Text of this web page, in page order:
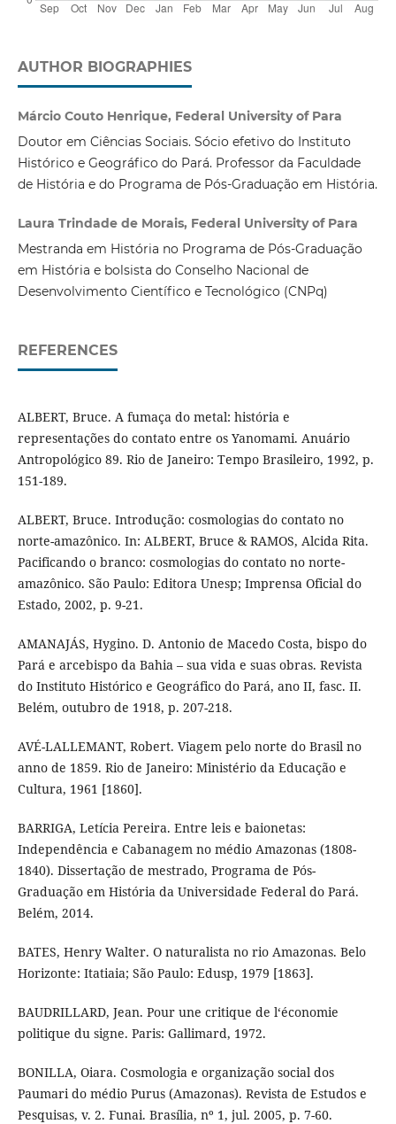
AUTHOR BIOGRAPHIES
Márcio Couto Henrique, Federal University of Para
Doutor em Ciências Sociais. Sócio efetivo do Instituto
Histórico e Geográfico do Pará. Professor da Faculdade
de História e do Programa de Pós-Graduação em História.
Laura Trindade de Morais, Federal University of Para
Mestranda em História no Programa de Pós-Graduação
em História e bolsista do Conselho Nacional de
Desenvolvimento Científico e Tecnológico (CNPq)
REFERENCES
ALBERT, Bruce. A fumaça do metal: história e
representações do contato entre os Yanomami. Anuário
Antropológico 89. Rio de Janeiro: Tempo Brasileiro, 1992, p.
151-189.
ALBERT, Bruce. Introdução: cosmologias do contato no
norte-amazônico. In: ALBERT, Bruce & RAMOS, Alcida Rita.
Pacificando o branco: cosmologias do contato no norte-
amazônico. São Paulo: Editora Unesp; Imprensa Oficial do
Estado, 2002, p. 9-21.
AMANAJÁS, Hygino. D. Antonio de Macedo Costa, bispo do
Pará e arcebispo da Bahia – sua vida e suas obras. Revista
do Instituto Histórico e Geográfico do Pará, ano II, fasc. II.
Belém, outubro de 1918, p. 207-218.
AVÉ-LALLEMANT, Robert. Viagem pelo norte do Brasil no
anno de 1859. Rio de Janeiro: Ministério da Educação e
Cultura, 1961 [1860].
BARRIGA, Letícia Pereira. Entre leis e baionetas:
Independência e Cabanagem no médio Amazonas (1808-
1840). Dissertação de mestrado, Programa de Pós-
Graduação em História da Universidade Federal do Pará.
Belém, 2014.
BATES, Henry Walter. O naturalista no rio Amazonas. Belo
Horizonte: Itatiaia; São Paulo: Edusp, 1979 [1863].
BAUDRILLARD, Jean. Pour une critique de l‘économie
politique du signe. Paris: Gallimard, 1972.
BONILLA, Oiara. Cosmologia e organização social dos
Paumari do médio Purus (Amazonas). Revista de Estudos e
Pesquisas, v. 2. Funai. Brasília, nº 1, jul. 2005, p. 7-60.